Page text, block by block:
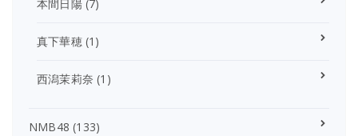
本間日陽(7)
真下華穂(1)
西潟茉莉奈 (1)
NMB48 (133)